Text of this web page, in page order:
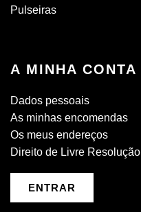
Pulseiras
A MINHA CONTA
Dados pessoais
As minhas encomendas
Os meus endereços
Direito de Livre Resolução
ENTRAR